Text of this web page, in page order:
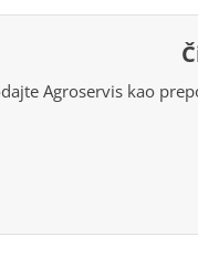
Agroservis kao